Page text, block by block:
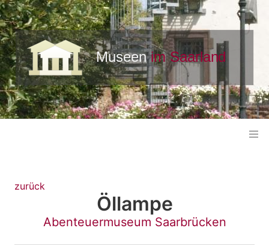
zurück
Öllampe
Abenteuermuseum Saarbrücken